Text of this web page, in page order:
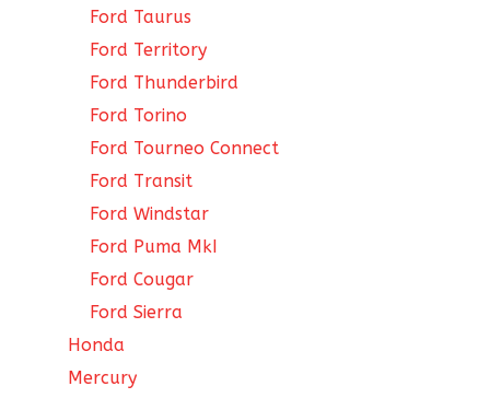
Ford Taurus
Ford Territory
Ford Thunderbird
Ford Torino
Ford Tourneo Connect
Ford Transit
Ford Windstar
Ford Puma MkI
Ford Cougar
Ford Sierra
Honda
Mercury